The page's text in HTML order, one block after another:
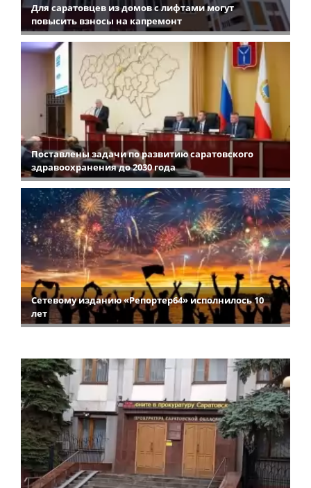
Для саратовцев из домов с лифтами могут
повысить взносы на капремонт
Поставлены задачи по развитию саратовского
здравоохранения до 2030 года
Сетевому изданию «Репортер64» исполнилось 10
лет